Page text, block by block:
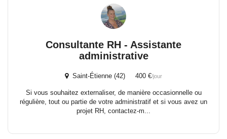
Consultante RH - Assistante
administrative
Saint-Étienne (42) 400 €/jour
Si vous souhaitez externaliser, de manière occasionnelle ou
régulière, tout ou partie de votre administratif et si vous avez un
projet RH, contactez-m...